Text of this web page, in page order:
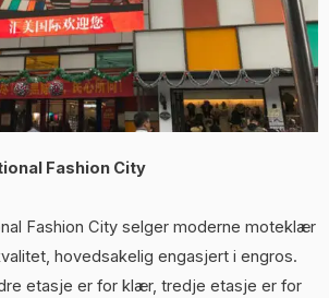
Fashion City
Fashion City selger moderne moteklær
hovedsakelig engasjert i engros.
etasje er for klær, tredje etasje er for